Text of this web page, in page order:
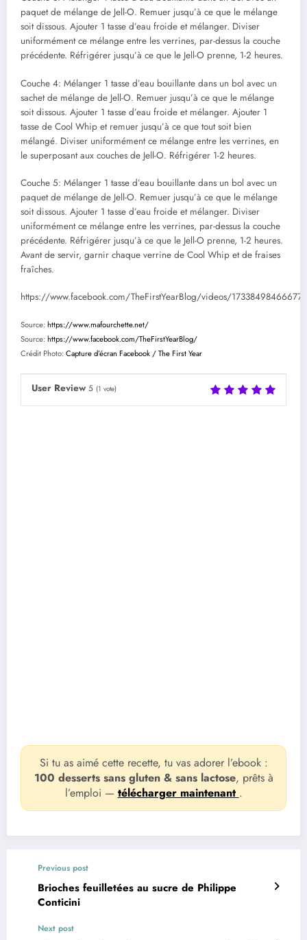
paquet de mélange de Jell-O. Remuer jusqu’à ce que le mélange
soit dissous. Ajouter 1 tasse d’eau froide et mélanger. Diviser
uniformément ce mélange entre les verrines, par-dessus la couche
précédente. Réfrigérer jusqu’à ce que le Jell-O prenne, 1-2 heures.
Couche 4: Mélanger 1 tasse d’eau bouillante dans un bol avec un
sachet de mélange de Jell-O. Remuer jusqu’à ce que le mélange
soit dissous. Ajouter 1 tasse d’eau froide et mélanger. Ajouter 1
tasse de Cool Whip et remuer jusqu’à ce que tout soit bien
mélangé. Diviser uniformément ce mélange entre les verrines, en
le superposant aux couches de Jell-O. Réfrigérer 1-2 heures.
Couche 5: Mélanger 1 tasse d’eau bouillante dans un bol avec un
paquet de mélange de Jell-O. Remuer jusqu’à ce que le mélange
soit dissous. Ajouter 1 tasse d’eau froide et mélanger. Diviser
uniformément ce mélange entre les verrines, par-dessus la couche
précédente. Réfrigérer jusqu’à ce que le Jell-O prenne, 1-2 heures.
Avant de servir, garnir chaque verrine de Cool Whip et de fraises
fraîches.
https://www.facebook.com/TheFirstYearBlog/videos/
Source:https://www.mafourchette.net/
Source:https://www.facebook.com/TheFirstYearBlog/
Crédit Photo:Capture d’écran Facebook / The First Year
User Review 5 (1 vote)
Si tu as aimé cette recette, tu vas adorer l’ebook :
100 desserts sans gluten & sans lactose, prêts à
l’emploi — télécharger maintenant .
Previous post
Brioches feuilletées au sucre de Philippe
Conticini
Next post